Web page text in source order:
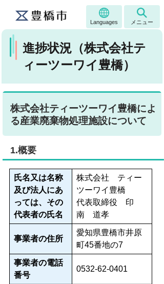
Languages メニュー
進捗状況（株式会社テ
ィーツーワイ豊橋）
株式会社ティーツーワイ豊橋によ
る産業廃棄物処理施設について
1.概要
氏名又は名称
及び法人にあ
っては、その
代表者の氏名
株式会社 ティー
ツーワイ豊橋
代表取締役 印
南 道孝
事業者の住所
愛知県豊橋市井原
町45番地の7
事業者の電話
番号
0532-62-0401